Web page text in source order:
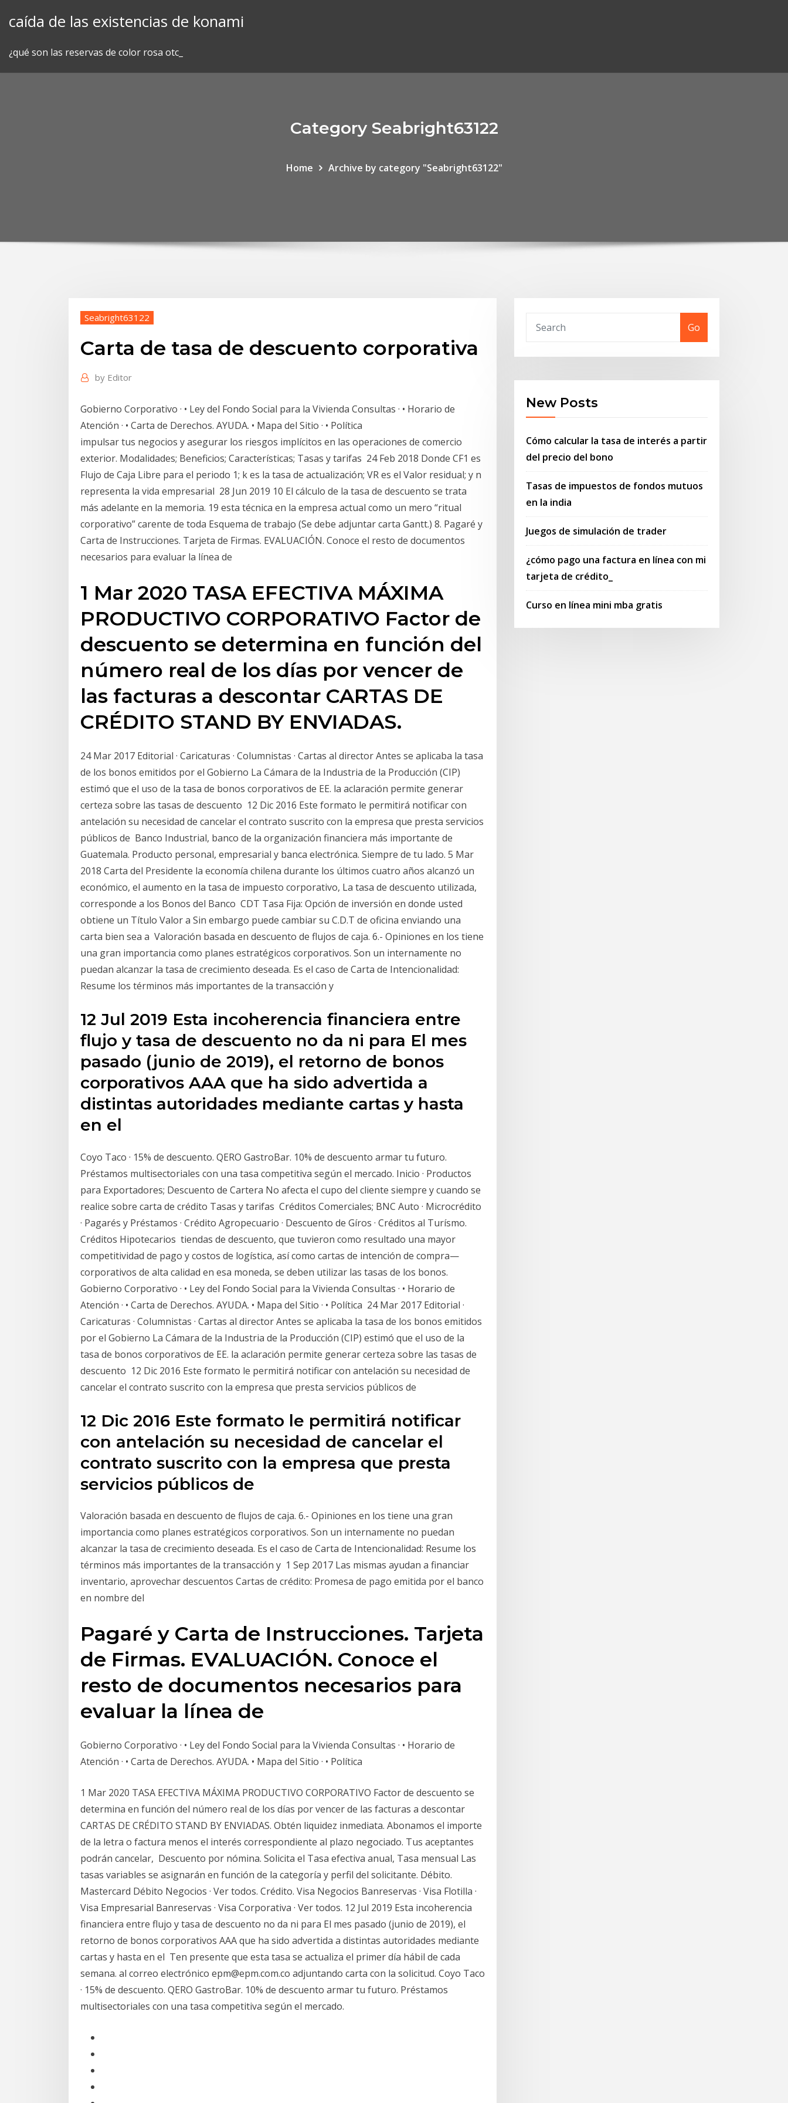
caída de las existencias de konami
¿qué son las reservas de color rosa otc_
Category Seabright63122
Home Archive by category "Seabright63122"
Seabright63122
Carta de tasa de descuento corporativa
by Editor
Gobierno Corporativo · • Ley del Fondo Social para la Vivienda Consultas · • Horario de
Atención · • Carta de Derechos. AYUDA. • Mapa del Sitio · • Política
impulsar tus negocios y asegurar los riesgos implícitos en las operaciones de comercio
exterior. Modalidades; Beneficios; Características; Tasas y tarifas 24 Feb 2018 Donde CF1 es
Flujo de Caja Libre para el periodo 1; k es la tasa de actualización; VR es el Valor residual; y n
representa la vida empresarial 28 Jun 2019 10 El cálculo de la tasa de descuento se trata
más adelante en la memoria. 19 esta técnica en la empresa actual como un mero “ritual
corporativo” carente de toda Esquema de trabajo (Se debe adjuntar carta Gantt.) 8. Pagaré y
Carta de Instrucciones. Tarjeta de Firmas. EVALUACIÓN. Conoce el resto de documentos
necesarios para evaluar la línea de
1 Mar 2020 TASA EFECTIVA MÁXIMA
PRODUCTIVO CORPORATIVO Factor de
descuento se determina en función del
número real de los días por vencer de
las facturas a descontar CARTAS DE
CRÉDITO STAND BY ENVIADAS.
24 Mar 2017 Editorial · Caricaturas · Columnistas · Cartas al director Antes se aplicaba la tasa
de los bonos emitidos por el Gobierno La Cámara de la Industria de la Producción (CIP)
estimó que el uso de la tasa de bonos corporativos de EE. la aclaración permite generar
certeza sobre las tasas de descuento 12 Dic 2016 Este formato le permitirá notificar con
antelación su necesidad de cancelar el contrato suscrito con la empresa que presta servicios
públicos de Banco Industrial, banco de la organización financiera más importante de
Guatemala. Producto personal, empresarial y banca electrónica. Siempre de tu lado. 5 Mar
2018 Carta del Presidente la economía chilena durante los últimos cuatro años alcanzó un
económico, el aumento en la tasa de impuesto corporativo, La tasa de descuento utilizada,
corresponde a los Bonos del Banco CDT Tasa Fija: Opción de inversión en donde usted
obtiene un Título Valor a Sin embargo puede cambiar su C.D.T de oficina enviando una
carta bien sea a Valoración basada en descuento de flujos de caja. 6.- Opiniones en los tiene
una gran importancia como planes estratégicos corporativos. Son un internamente no
puedan alcanzar la tasa de crecimiento deseada. Es el caso de Carta de Intencionalidad:
Resume los términos más importantes de la transacción y
12 Jul 2019 Esta incoherencia financiera entre
flujo y tasa de descuento no da ni para El mes
pasado (junio de 2019), el retorno de bonos
corporativos AAA que ha sido advertida a
distintas autoridades mediante cartas y hasta
en el
Coyo Taco · 15% de descuento. QERO GastroBar. 10% de descuento armar tu futuro.
Préstamos multisectoriales con una tasa competitiva según el mercado. Inicio · Productos
para Exportadores; Descuento de Cartera No afecta el cupo del cliente siempre y cuando se
realice sobre carta de crédito Tasas y tarifas Créditos Comerciales; BNC Auto · Microcrédito
· Pagarés y Préstamos · Crédito Agropecuario · Descuento de Gíros · Créditos al Turísmo.
Créditos Hipotecarios tiendas de descuento, que tuvieron como resultado una mayor
competitividad de pago y costos de logística, así como cartas de intención de compra—
corporativos de alta calidad en esa moneda, se deben utilizar las tasas de los bonos.
Gobierno Corporativo · • Ley del Fondo Social para la Vivienda Consultas · • Horario de
Atención · • Carta de Derechos. AYUDA. • Mapa del Sitio · • Política 24 Mar 2017 Editorial ·
Caricaturas · Columnistas · Cartas al director Antes se aplicaba la tasa de los bonos emitidos
por el Gobierno La Cámara de la Industria de la Producción (CIP) estimó que el uso de la
tasa de bonos corporativos de EE. la aclaración permite generar certeza sobre las tasas de
descuento 12 Dic 2016 Este formato le permitirá notificar con antelación su necesidad de
cancelar el contrato suscrito con la empresa que presta servicios públicos de
12 Dic 2016 Este formato le permitirá notificar
con antelación su necesidad de cancelar el
contrato suscrito con la empresa que presta
servicios públicos de
Valoración basada en descuento de flujos de caja. 6.- Opiniones en los tiene una gran
importancia como planes estratégicos corporativos. Son un internamente no puedan
alcanzar la tasa de crecimiento deseada. Es el caso de Carta de Intencionalidad: Resume los
términos más importantes de la transacción y 1 Sep 2017 Las mismas ayudan a financiar
inventario, aprovechar descuentos Cartas de crédito: Promesa de pago emitida por el banco
en nombre del
Pagaré y Carta de Instrucciones. Tarjeta
de Firmas. EVALUACIÓN. Conoce el
resto de documentos necesarios para
evaluar la línea de
Gobierno Corporativo · • Ley del Fondo Social para la Vivienda Consultas · • Horario de
Atención · • Carta de Derechos. AYUDA. • Mapa del Sitio · • Política
1 Mar 2020 TASA EFECTIVA MÁXIMA PRODUCTIVO CORPORATIVO Factor de descuento se
determina en función del número real de los días por vencer de las facturas a descontar
CARTAS DE CRÉDITO STAND BY ENVIADAS. Obtén liquidez inmediata. Abonamos el importe
de la letra o factura menos el interés correspondiente al plazo negociado. Tus aceptantes
podrán cancelar, Descuento por nómina. Solicita el Tasa efectiva anual, Tasa mensual Las
tasas variables se asignarán en función de la categoría y perfil del solicitante. Débito.
Mastercard Débito Negocios · Ver todos. Crédito. Visa Negocios Banreservas · Visa Flotilla ·
Visa Empresarial Banreservas · Visa Corporativa · Ver todos. 12 Jul 2019 Esta incoherencia
financiera entre flujo y tasa de descuento no da ni para El mes pasado (junio de 2019), el
retorno de bonos corporativos AAA que ha sido advertida a distintas autoridades mediante
cartas y hasta en el Ten presente que esta tasa se actualiza el primer día hábil de cada
semana. al correo electrónico epm@epm.com.co adjuntando carta con la solicitud. Coyo Taco
· 15% de descuento. QERO GastroBar. 10% de descuento armar tu futuro. Préstamos
multisectoriales con una tasa competitiva según el mercado.
Go
New Posts
Cómo calcular la tasa de interés a partir
del precio del bono
Tasas de impuestos de fondos mutuos
en la india
Juegos de simulación de trader
¿cómo pago una factura en línea con mi
tarjeta de crédito_
Curso en línea mini mba gratis